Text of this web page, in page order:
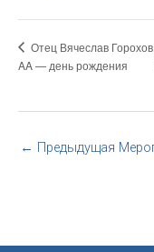
Отец Вячеслав Горохов,
AA — день рождения
← Предыдущая